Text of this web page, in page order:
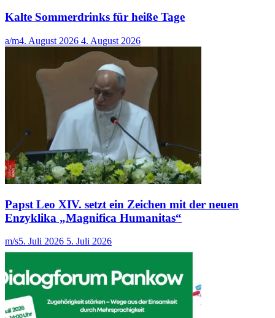
Kalte Sommerdrinks für heiße Tage
a/m4. August 2026 4. August 2026
Papst Leo XIV. setzt ein Zeichen mit der neuen
Enzyklika „Magnifica Humanitas“
m/s5. Juli 2026 5. Juli 2026